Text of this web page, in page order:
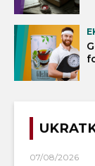
07/08/2026